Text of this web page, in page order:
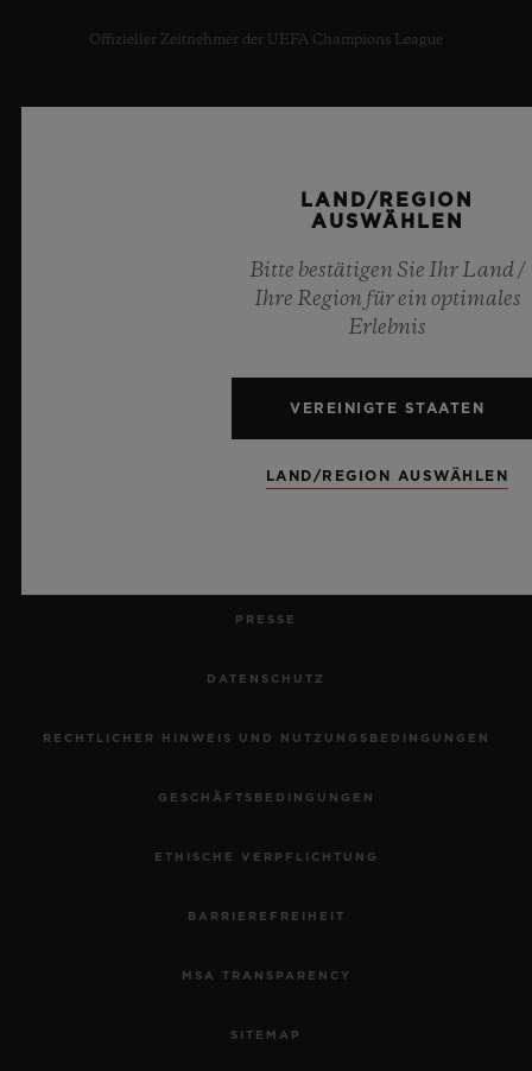
Offizieller Zeitnehmer der UEFA Champions League
NEWSLETTER
KUNDENDIENST
EINEN TERMIN VEREINBAREN
EINE BESTELLUNG ZURÜCKSENDEN
PRESSE
DATENSCHUTZ
RECHTLICHER HINWEIS UND NUTZUNGSBEDINGUNGEN
GESCHÄFTSBEDINGUNGEN
ETHISCHE VERPFLICHTUNG
BARRIEREFREIHEIT
MSA TRANSPARENCY
SITEMAP
LAND/REGION
AUSWÄHLEN
Bitte bestätigen Sie Ihr Land /
Ihre Region für ein optimales
Erlebnis
VEREINIGTE STAATEN
LAND/REGION AUSWÄHLEN